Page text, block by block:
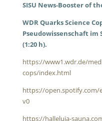
SISU News-Booster of
WDR Quarks Science
Pseudowissenschaft im
(1:20 h).
https://www1.wdr.de/
cops/index.html
https://open.spotify.com/
v0
https://halleluja-